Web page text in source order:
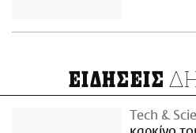
ΕΙΔΗΣΕΙΣ
Τech &